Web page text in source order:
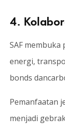
4.
SAF
energi,
bonds
Pemanfaatan
menjadi